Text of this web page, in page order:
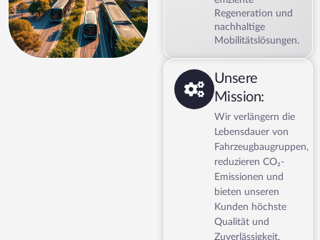
Regeneration und
nachhaltige
Mobilitätslösungen.
Unsere
Mission:
Wir verlängern die
Lebensdauer von
Fahrzeugbaugruppen,
reduzieren CO₂-
Emissionen und
bieten unseren
Kunden höchste
Qualität und
Zuverlässigkeit.